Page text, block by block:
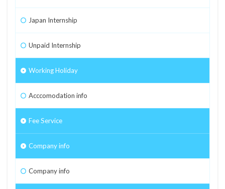
Japan Internship
Unpaid Internship
Working Holiday
Acccomodation info
Fee Service
Company info
Company info